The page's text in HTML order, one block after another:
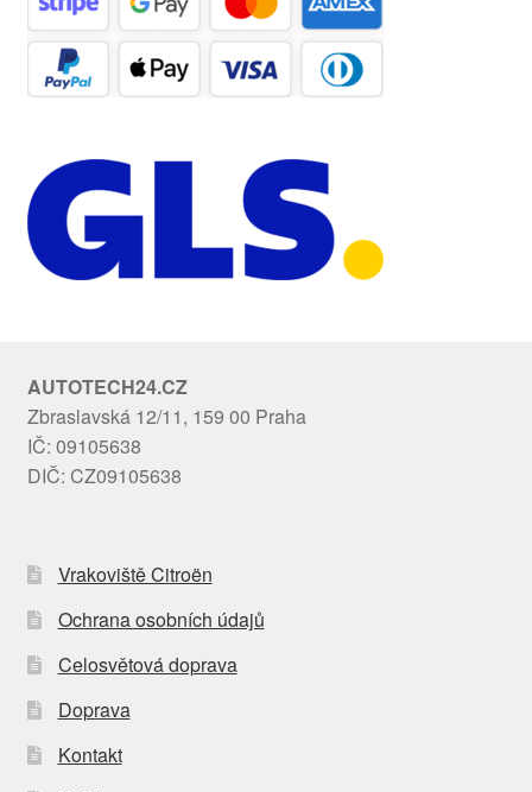
AUTOTECH24.CZ
Zbraslavská 12/11, 159 00 Praha
IČ: 09105638
DIČ: CZ09105638
Vrakoviště Citroën
Ochrana osobních údajů
Celosvětová doprava
Doprava
Kontakt